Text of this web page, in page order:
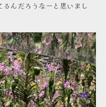
んだろうなーと思いまし